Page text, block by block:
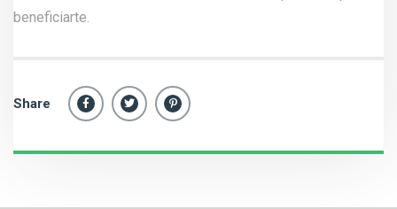
beneficiarte.
Share